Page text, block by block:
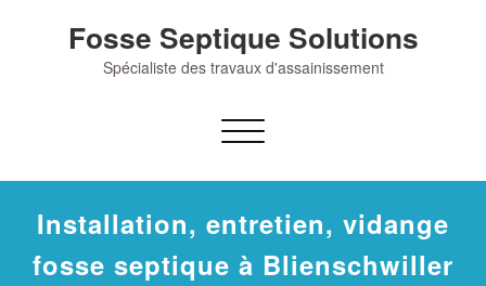
Fosse Septique Solutions
Spécialiste des travaux d'assainissement
Afficher/masquer
navigation
Installation, entretien, vidange
fosse septique à Blienschwiller